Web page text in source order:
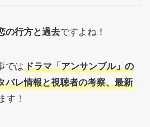
の行方と過去ですよね！
ではドラマ「アンサンブル」の
バレ情報と視聴者の考察、最新
す！